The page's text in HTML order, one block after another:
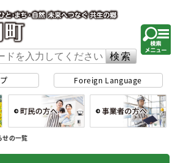
Foreign Language
総合トップ
せの一覧